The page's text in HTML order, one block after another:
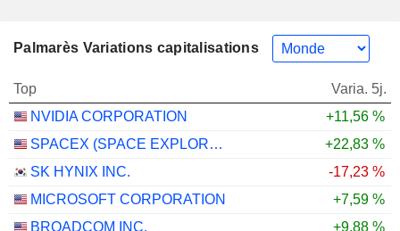
Palmarès Variations capitalisations
Top
Varia. 5j.
NVIDIA CORPORATION
+11,56 %
SPACEX (SPACE EXPLORATION TECHNOLOGIES)
+22,83 %
SK HYNIX INC.
-17,23 %
MICROSOFT CORPORATION
+7,59 %
BROADCOM INC.
+9,88 %